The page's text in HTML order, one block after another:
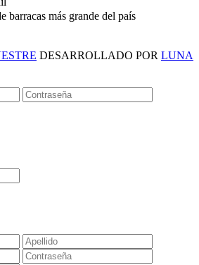
barracas más grande del país
DESARROLLADO POR LUNA